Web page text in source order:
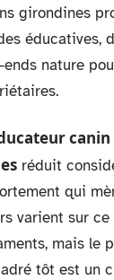
girondines
éducatives,
nature
canin
réduit
qui
varient sur
mais le
tôt est un